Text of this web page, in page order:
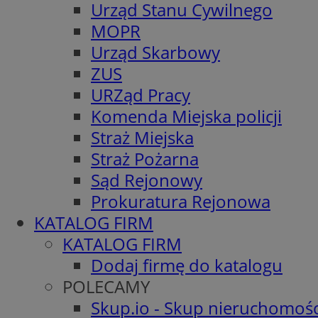
Urząd Stanu Cywilnego
MOPR
Urząd Skarbowy
ZUS
URZąd Pracy
Komenda Miejska policji
Straż Miejska
Straż Pożarna
Sąd Rejonowy
Prokuratura Rejonowa
KATALOG FIRM
KATALOG FIRM
Dodaj firmę do katalogu
POLECAMY
Skup.io - Skup